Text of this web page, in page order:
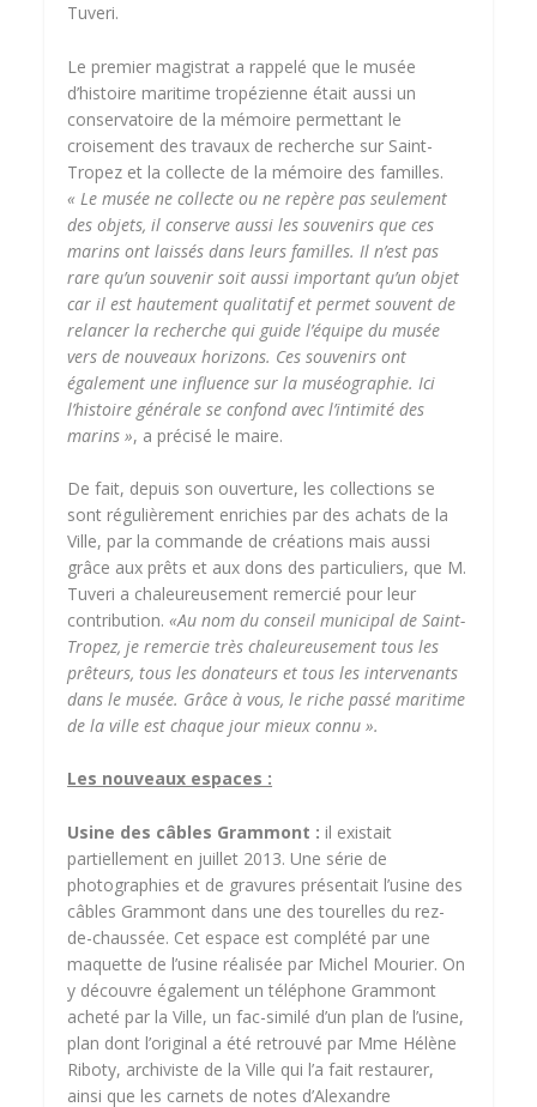
Tuveri.
Le premier magistrat a rappelé que le musée
d’histoire maritime tropézienne était aussi un
conservatoire de la mémoire permettant le
croisement des travaux de recherche sur Saint-
Tropez et la collecte de la mémoire des familles.
« Le musée ne collecte ou ne repère pas seulement
des objets, il conserve aussi les souvenirs que ces
marins ont laissés dans leurs familles. Il n’est pas
rare qu’un souvenir soit aussi important qu’un objet
car il est hautement qualitatif et permet souvent de
relancer la recherche qui guide l’équipe du musée
vers de nouveaux horizons. Ces souvenirs ont
également une influence sur la muséographie. Ici
l’histoire générale se confond avec l’intimité des
marins », a précisé le maire.
De fait, depuis son ouverture, les collections se
sont régulièrement enrichies par des achats de la
Ville, par la commande de créations mais aussi
grâce aux prêts et aux dons des particuliers, que M.
Tuveri a chaleureusement remercié pour leur
contribution.«Au nom du conseil municipal de Saint-
Tropez, je remercie très chaleureusement tous les
prêteurs, tous les donateurs et tous les intervenants
dans le musée. Grâce à vous, le riche passé maritime
de la ville est chaque jour mieux connu ».
Les nouveaux espaces :
Usine des câbles Grammont : il existait
partiellement en juillet 2013. Une série de
photographies et de gravures présentait l’usine des
câbles Grammont dans une des tourelles du rez-
de-chaussée. Cet espace est complété par une
maquette de l’usine réalisée par Michel Mourier. On
y découvre également un téléphone Grammont
acheté par la Ville, un fac-similé d’un plan de l’usine,
plan dont l’original a été retrouvé par Mme Hélène
Riboty, archiviste de la Ville qui l’a fait restaurer,
ainsi que les carnets de notes d’Alexandre